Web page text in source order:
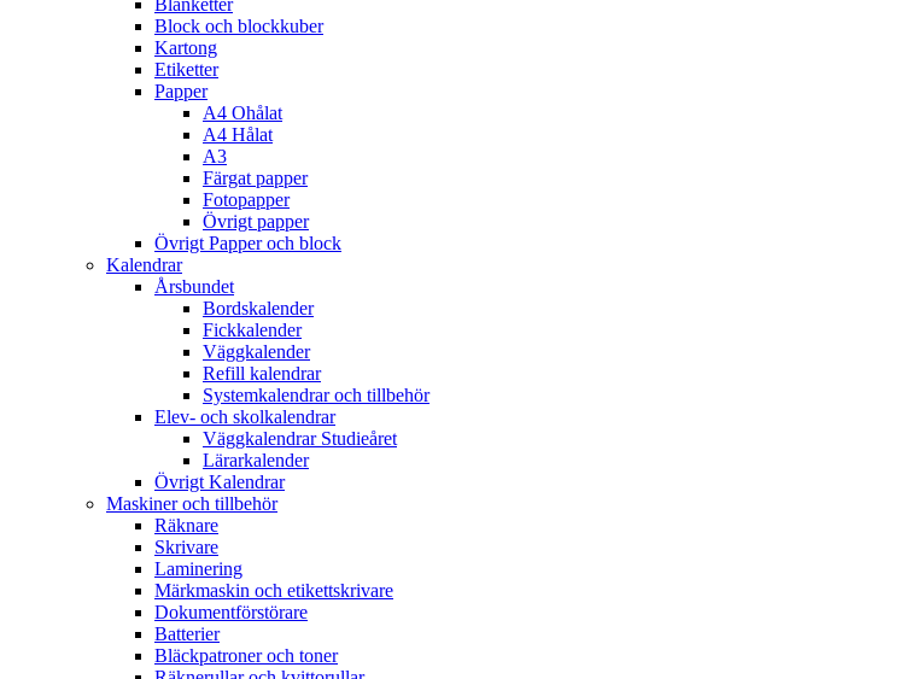
Blanketter
Block och blockkuber
Kartong
Etiketter
Papper
A4 Ohålat
A4 Hålat
A3
Färgat papper
Fotopapper
Övrigt papper
Övrigt Papper och block
Kalendrar
Årsbundet
Bordskalender
Fickkalender
Väggkalender
Refill kalendrar
Systemkalendrar och tillbehör
Elev- och skolkalendrar
Väggkalendrar Studieåret
Lärarkalender
Övrigt Kalendrar
Maskiner och tillbehör
Räknare
Skrivare
Laminering
Märkmaskin och etikettskrivare
Dokumentförstörare
Batterier
Bläckpatroner och toner